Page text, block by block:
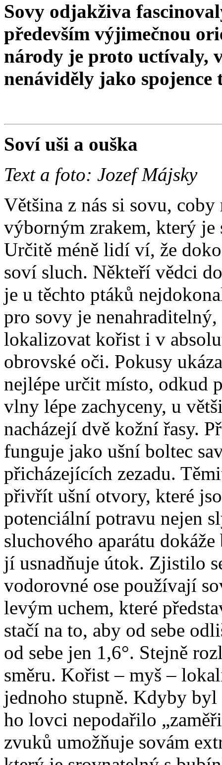
Sovy odjakživa
především výjimečnou
národy je proto uctívaly,
nenáviděly jako
Soví uši a ouška
Text a foto: Jozef Májsky
Většina z nás si sovu,
výborným zrakem, který je
Určitě méně lidí ví, že
soví sluch. Někteří vědci
je u těchto ptáků
pro sovy je
lokalizovat kořist i v
obrovské oči. Pokusy
nejlépe určit místo, odkud
vlny lépe zachyceny, u
nacházejí dvě kožní řasy.
funguje jako ušní boltec
přicházejících zezadu.
přivřít ušní otvory, které
potenciální potravu nejen
sluchového aparátu
jí usnadňuje útok. Zjistilo
vodorovné ose používají
levým uchem, které
stačí na to, aby od sebe
od sebe jen 1,6°. Stejně
směru. Kořist – myš –
jednoho stupně. Kdyby byl
ho lovci nepodařilo
zvuků umožňuje sovám